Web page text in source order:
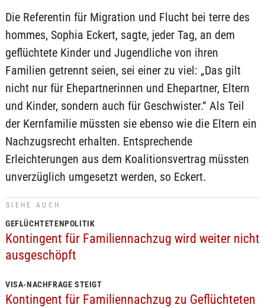
Die Referentin für Migration und Flucht bei terre des
hommes, Sophia Eckert, sagte, jeder Tag, an dem
geflüchtete Kinder und Jugendliche von ihren
Familien getrennt seien, sei einer zu viel: „Das gilt
nicht nur für Ehepartnerinnen und Ehepartner, Eltern
und Kinder, sondern auch für Geschwister.“ Als Teil
der Kernfamilie müssten sie ebenso wie die Eltern ein
Nachzugsrecht erhalten. Entsprechende
Erleichterungen aus dem Koalitionsvertrag müssten
unverzüglich umgesetzt werden, so Eckert.
SIEHE AUCH
GEFLÜCHTETENPOLITIK
Kontingent für Familiennachzug wird weiter nicht
ausgeschöpft
VISA-NACHFRAGE STEIGT
Kontingent für Familiennachzug zu Geflüchteten